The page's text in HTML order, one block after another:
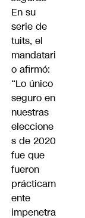
En su
serie de
tuits, el
mandatari
o afirmó:
“Lo único
seguro en
nuestras
eleccione
s de 2020
fue que
fueron
prácticam
ente
impenetra